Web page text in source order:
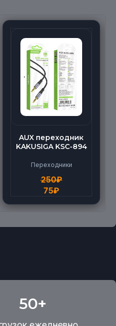
AUX переходник
KAKUSIGA KSC-894
Переходники
250₽
75₽
50+